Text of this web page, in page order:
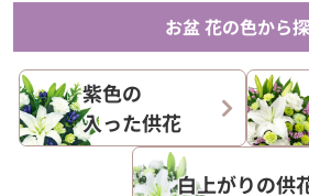
お盆 花の色から
紫色の
入った供花
白上がりの供